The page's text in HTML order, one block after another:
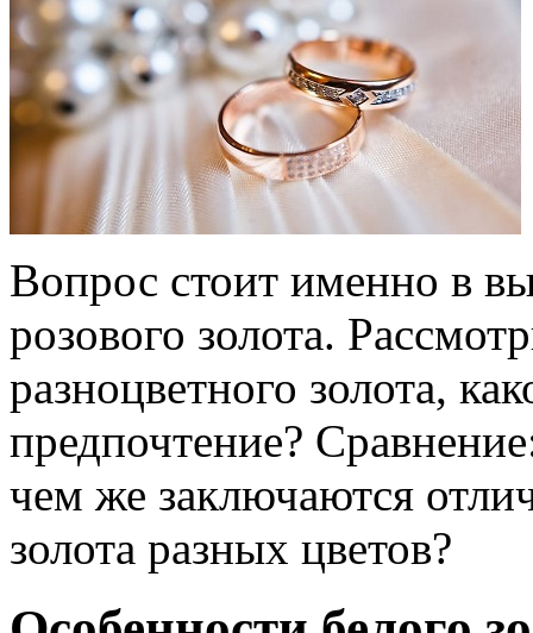
Вопрос стоит именно в
розового золота.
разноцветного золота,
предпочтение?
чем же заключаются
золота разных цветов?